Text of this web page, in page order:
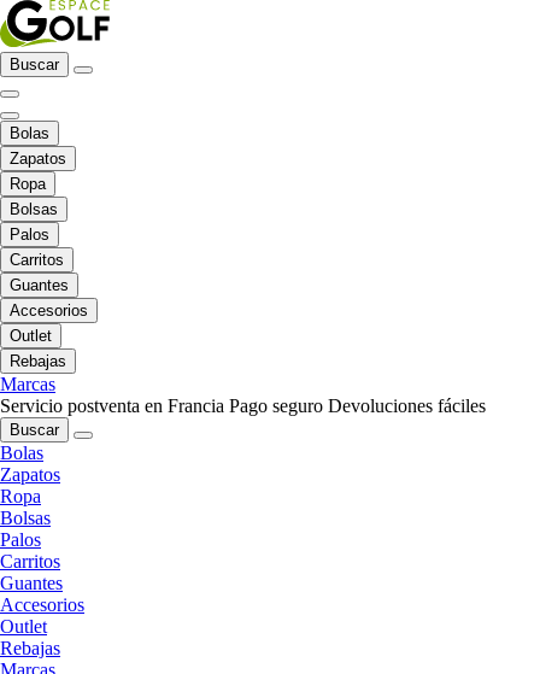
Buscar
Bolas
Zapatos
Ropa
Bolsas
Palos
Carritos
Guantes
Accesorios
Outlet
Rebajas
Marcas
Servicio postventa en Francia Pago seguro Devoluciones fáciles
Buscar
Bolas
Zapatos
Ropa
Bolsas
Palos
Carritos
Guantes
Accesorios
Outlet
Rebajas
Marcas